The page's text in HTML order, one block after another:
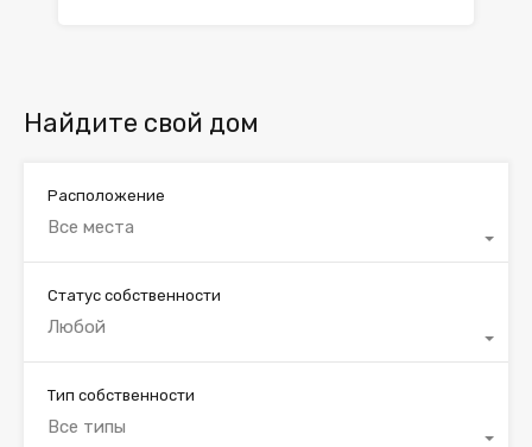
Найдите свой дом
Расположение
Все места
Статус собственности
Любой
Тип собственности
Все типы